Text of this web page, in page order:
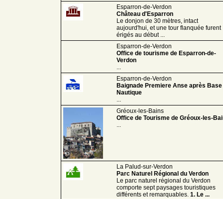
Esparron-de-Verdon
Château d'Esparron
Le donjon de 30 mètres, intact
aujourd'hui, et une tour flanquée furent
érigés au début ...
Esparron-de-Verdon
Office de tourisme de Esparron-de-
Verdon
...
Esparron-de-Verdon
Baignade Premiere Anse après Base
Nautique
...
Gréoux-les-Bains
Office de Tourisme de Gréoux-les-
...
La Palud-sur-Verdon
Parc Naturel Régional du Verdon
Le parc naturel régional du Verdon
comporte sept paysages touristiques
différents et remarquables. 1. Le ...